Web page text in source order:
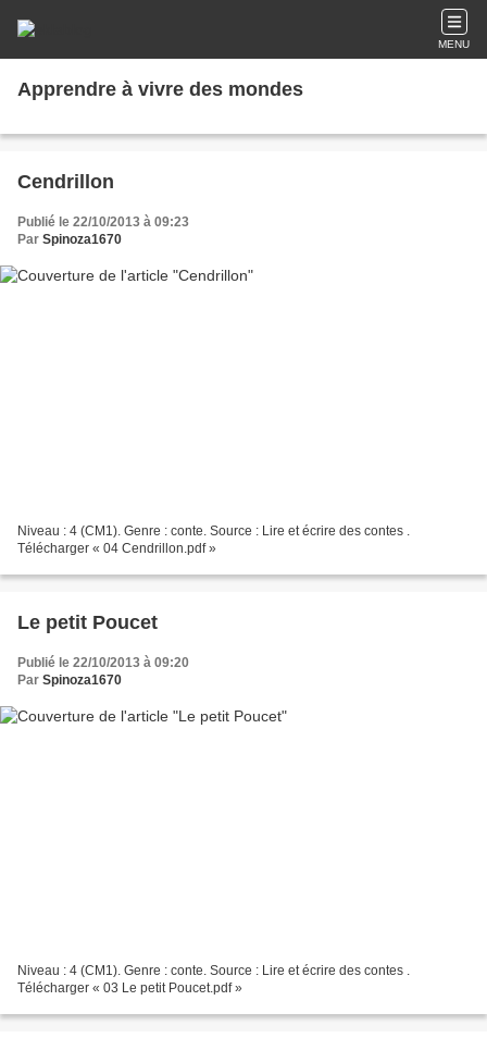
MENU
Apprendre à vivre des mondes
Cendrillon
Publié le 22/10/2013 à 09:23
Par Spinoza1670
Niveau : 4 (CM1). Genre : conte. Source : Lire et écrire des contes .
Télécharger « 04 Cendrillon.pdf »
Le petit Poucet
Publié le 22/10/2013 à 09:20
Par Spinoza1670
Niveau : 4 (CM1). Genre : conte. Source : Lire et écrire des contes .
Télécharger « 03 Le petit Poucet.pdf »